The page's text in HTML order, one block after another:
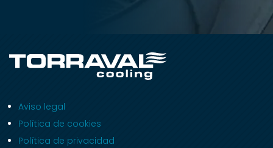
Aviso legal
Política de cookies
Política de privacidad